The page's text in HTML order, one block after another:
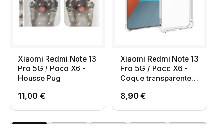
Xiaomi Redmi Note 13
Pro 5G / Poco X6 -
Housse Pug
11,00 €
Xiaomi Redmi Note 13
Pro 5G / Poco X6 -
Coque transparente
angles renforcés
8,90 €